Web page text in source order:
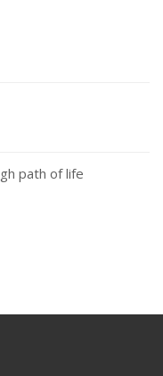
path of life